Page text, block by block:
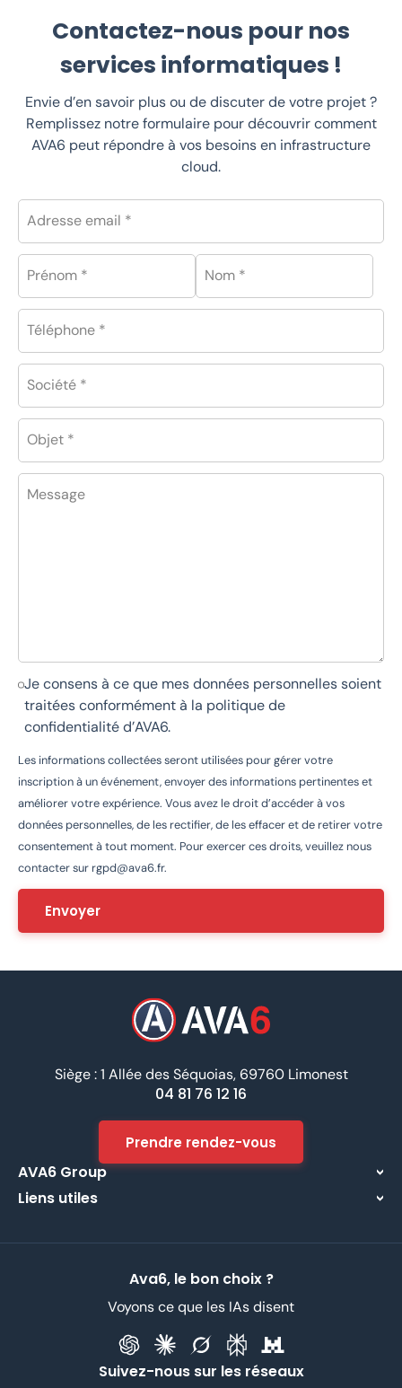
Contactez-nous pour nos
services informatiques !
Envie d’en savoir plus ou de discuter de votre projet ?
Remplissez notre formulaire pour découvrir comment
AVA6 peut répondre à vos besoins en infrastructure
cloud.
Adresse email *
Prénom * Nom *
Téléphone *
Société *
Objet *
Message
Je consens à ce que mes données personnelles soient
traitées conformément à la politique de
confidentialité d’AVA6.
Les informations collectées seront utilisées pour gérer votre
inscription à un événement, envoyer des informations pertinentes et
améliorer votre expérience. Vous avez le droit d’accéder à vos
données personnelles, de les rectifier, de les effacer et de retirer votre
consentement à tout moment. Pour exercer ces droits, veuillez nous
contacter sur rgpd@ava6.fr.
Siège : 1 Allée des Séquoias, 69760 Limonest
04 81 76 12 16
Prendre rendez-vous
AVA6 Group
À propos
Liens utiles
Ava6, le bon choix ?
Voyons ce que les IAs disent
Suivez-nous sur les réseaux